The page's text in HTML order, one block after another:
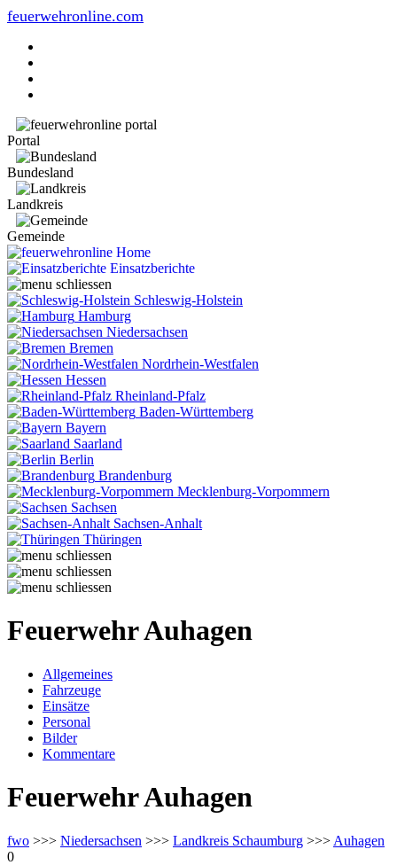
feuerwehronline.com
Portal
Bundesland
Landkreis
Gemeinde
Home
Einsatzberichte
Schleswig-Holstein
Hamburg
Niedersachsen
Bremen
Nordrhein-Westfalen
Hessen
Rheinland-Pfalz
Baden-Württemberg
Bayern
Saarland
Berlin
Brandenburg
Mecklenburg-Vorpommern
Sachsen
Sachsen-Anhalt
Thüringen
Feuerwehr Auhagen
Allgemeines
Fahrzeuge
Einsätze
Personal
Bilder
Kommentare
Feuerwehr Auhagen
fwo >>> Niedersachsen >>> Landkreis Schaumburg >>> Auhagen
0